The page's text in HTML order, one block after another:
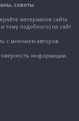
советы
материалов сайта
тому подобного) на сайт
с мнением авторов
информации,